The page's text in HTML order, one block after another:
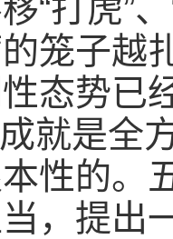
“打虎”
笼子越
态势已
就是全
性的。
，提出